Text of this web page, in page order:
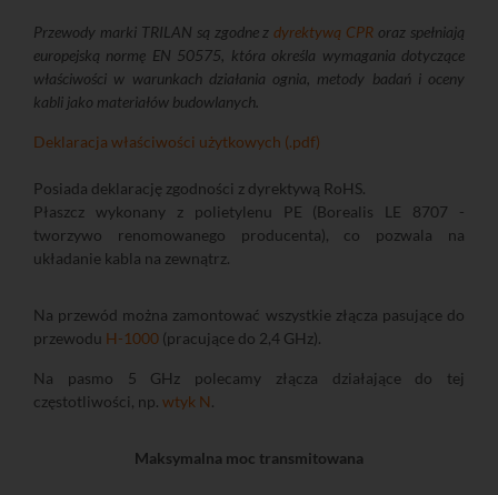
Przewody marki TRILAN są zgodne zdyrektywą CPR oraz spełniają
europejską normę EN 50575, która określa wymagania dotyczące
właściwości w warunkach działania ognia, metody badań i oceny
kabli jako materiałów budowlanych.
Deklaracja właściwości użytkowych (.pdf)
Posiada deklarację zgodności z dyrektywą RoHS.
Płaszcz wykonany z polietylenu PE (Borealis LE 8707 -
tworzywo renomowanego producenta), co pozwala na
układanie kabla na zewnątrz.
Na przewód można zamontować wszystkie złącza pasujące do
przewodu H-1000 (pracujące do 2,4 GHz).
Na pasmo 5 GHz polecamy złącza działające do tej
częstotliwości, np. wtyk N.
Maksymalna moc transmitowana